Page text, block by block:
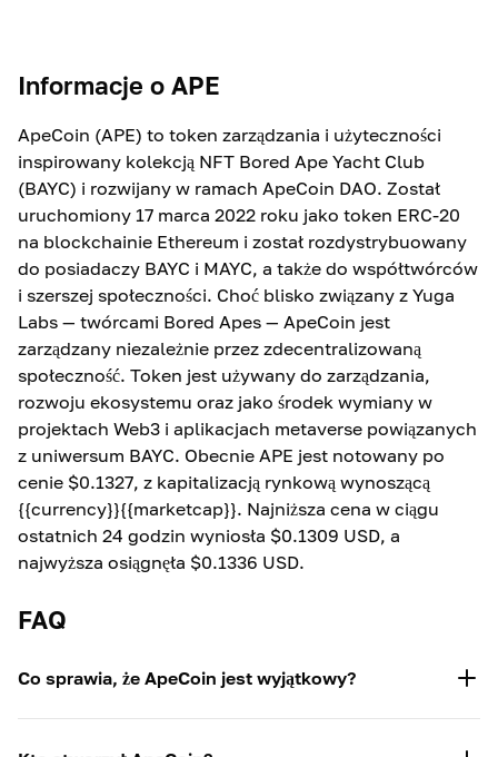
Informacje o APE
ApeCoin (APE) to token zarządzania i użyteczności
inspirowany kolekcją NFT Bored Ape Yacht Club
(BAYC) i rozwijany w ramach ApeCoin DAO. Został
uruchomiony 17 marca 2022 roku jako token ERC-20
na blockchainie Ethereum i został rozdystrybuowany
do posiadaczy BAYC i MAYC, a także do współtwórców
i szerszej społeczności. Choć blisko związany z Yuga
Labs — twórcami Bored Apes — ApeCoin jest
zarządzany niezależnie przez zdecentralizowaną
społeczność. Token jest używany do zarządzania,
rozwoju ekosystemu oraz jako środek wymiany w
projektach Web3 i aplikacjach metaverse powiązanych
z uniwersum BAYC. Obecnie APE jest notowany po
cenie $0.1327, z kapitalizacją rynkową wynoszącą
{{currency}}{{marketcap}}. Najniższa cena w ciągu
ostatnich 24 godzin wyniosła $0.1309 USD, a
najwyższa osiągnęła $0.1336 USD.
FAQ
Co sprawia, że ApeCoin jest wyjątkowy?